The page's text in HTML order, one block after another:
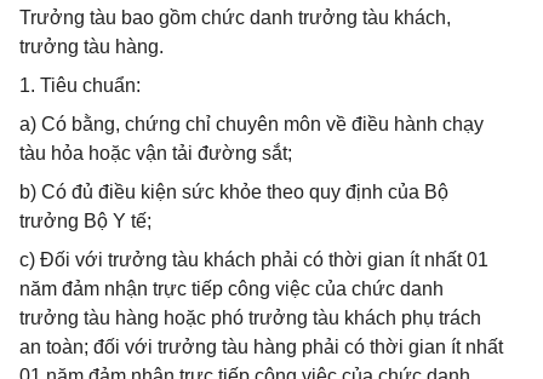
Trưởng tàu bao gồm chức danh trưởng tàu khách,
trưởng tàu hàng.
1. Tiêu chuẩn:
a) Có bằng, chứng chỉ chuyên môn về điều hành chạy
tàu hỏa hoặc vận tải đường sắt;
b) Có đủ điều kiện sức khỏe theo quy định của Bộ
trưởng Bộ Y tế;
c) Đối với trưởng tàu khách phải có thời gian ít nhất 01
năm đảm nhận trực tiếp công việc của chức danh
trưởng tàu hàng hoặc phó trưởng tàu khách phụ trách
an toàn; đối với trưởng tàu hàng phải có thời gian ít nhất